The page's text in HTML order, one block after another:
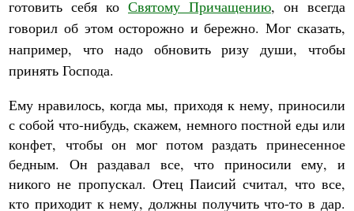
готовить себя ко Святому Причащению, он всегда
говорил об этом осторожно и бережно. Мог сказать,
например, что надо обновить ризу души, чтобы
принять Господа.
Ему нравилось, когда мы, приходя к нему, приносили
с собой что-нибудь, скажем, немного постной еды или
конфет, чтобы он мог потом раздать принесенное
бедным. Он раздавал все, что приносили ему, и
никого не пропускал. Отец Паисий считал, что все,
кто приходит к нему, должны получить что-то в дар.